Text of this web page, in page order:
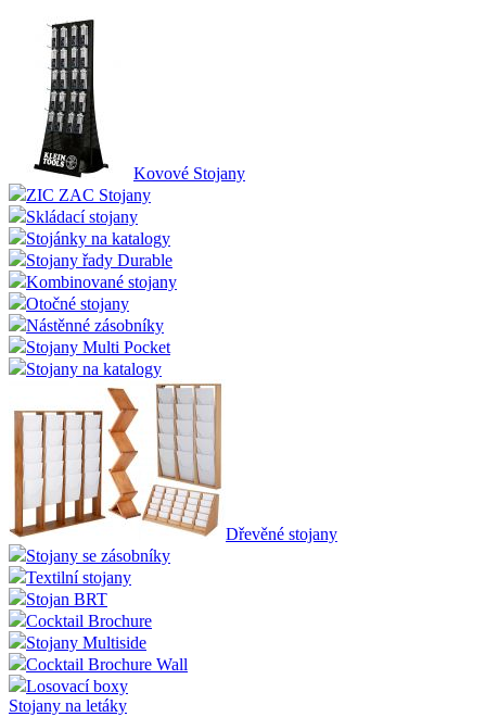
Kovové Stojany
ZIC ZAC Stojany
Skládací stojany
Stojánky na katalogy
Stojany řady Durable
Kombinované stojany
Otočné stojany
Nástěnné zásobníky
Stojany Multi Pocket
Stojany na katalogy
Dřevěné stojany
Stojany se zásobníky
Textilní stojany
Stojan BRT
Cocktail Brochure
Stojany Multiside
Cocktail Brochure Wall
Losovací boxy
Stojany na letáky